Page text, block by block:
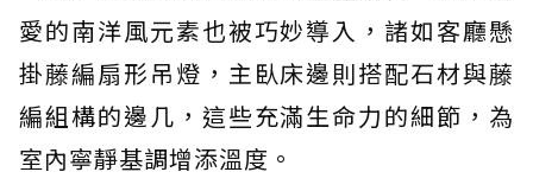
愛的南洋風元素也被巧妙導入，諸如客廳懸
掛藤編扇形吊燈，主臥床邊則搭配石材與藤
編組構的邊几，這些充滿生命力的細節，為
室內寧靜基調增添溫度。